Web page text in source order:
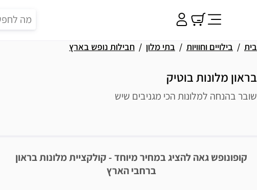
בית בילויים וחוויות בתי מלון חבילות נופש בארץ
בראון מלונות בוטיק
שובר בהנחה למלונות הכי מגניבים שיש
קופונופש גאה להציג במחיר מיוחד -קולקציית מלונות בראון
ברחבי הארץ